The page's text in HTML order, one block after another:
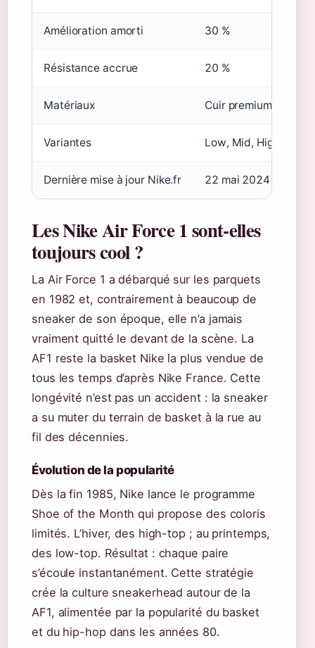
Amélioration amorti 30 %
Résistance accrue 20 %
Matériaux Cuir premium,
Variantes Low, Mid, High-Top
Dernière mise à jour Nike.fr 22 mai 2024
Les Nike Air Force 1 sont-elles
toujours cool ?
La Air Force 1 a débarqué sur les parquets
en 1982 et, contrairement à beaucoup de
sneaker de son époque, elle n’a jamais
vraiment quitté le devant de la scène. La
AF1 reste la basket Nike la plus vendue de
tous les temps d’après Nike France. Cette
longévité n’est pas un accident : la sneaker
a su muter du terrain de basket à la rue au
fil des décennies.
Évolution de la popularité
Dès la fin 1985, Nike lance le programme
Shoe of the Month qui propose des coloris
limités. L’hiver, des high-top ; au printemps,
des low-top. Résultat : chaque paire
s’écoule instantanément. Cette stratégie
crée la culture sneakerhead autour de la
AF1, alimentée par la popularité du basket
et du hip-hop dans les années 80.